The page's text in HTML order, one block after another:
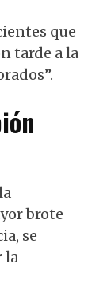
que
tarde a la
brote
se
la